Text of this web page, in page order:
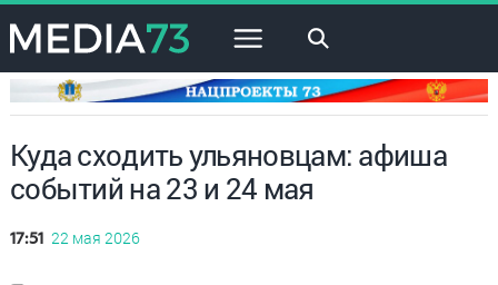
×
Куда сходить ульяновцам: афиша
событий на 23 и 24 мая
17:51 22 мая 2026